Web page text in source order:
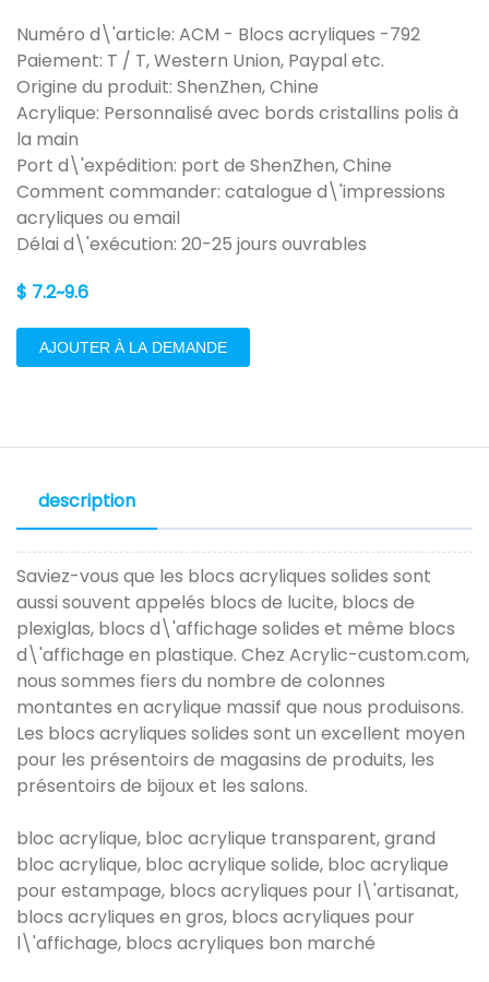
Numéro d\'article: ACM - Blocs acryliques -792
Paiement: T / T, Western Union, Paypal etc.
Origine du produit: ShenZhen, Chine
Acrylique: Personnalisé avec bords cristallins polis à
la main
Port d\'expédition: port de ShenZhen, Chine
Comment commander: catalogue d\'impressions
acryliques ou email
Délai d\'exécution: 20-25 jours ouvrables
$ 7.2~9.6
AJOUTER À LA DEMANDE
description
Saviez-vous que les blocs acryliques solides sont
aussi souvent appelés blocs de lucite, blocs de
plexiglas, blocs d\'affichage solides et même blocs
d\'affichage en plastique. Chez Acrylic-custom.com,
nous sommes fiers du nombre de colonnes
montantes en acrylique massif que nous produisons.
Les blocs acryliques solides sont un excellent moyen
pour les présentoirs de magasins de produits, les
présentoirs de bijoux et les salons.
bloc acrylique, bloc acrylique transparent, grand
bloc acrylique, bloc acrylique solide, bloc acrylique
pour estampage, blocs acryliques pour l\'artisanat,
blocs acryliques en gros, blocs acryliques pour
l\'affichage, blocs acryliques bon marché